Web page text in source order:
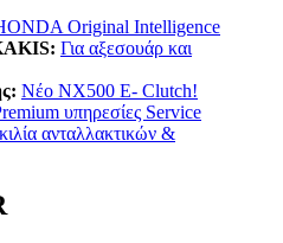
Original Intelligence
Για αξεσουάρ και
Nέο ΝΧ500 Ε- Clutch!
υπηρεσίες Service
ανταλλακτικών &